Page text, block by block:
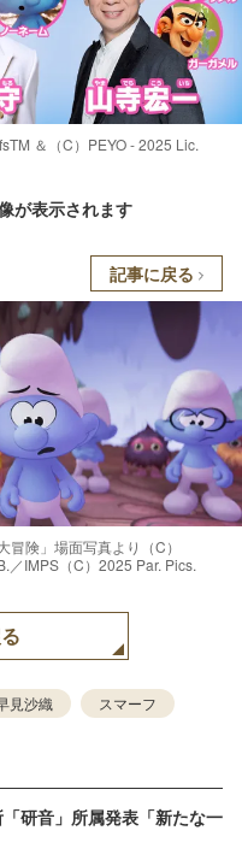
＆（C）PEYO - 2025 Lic.
が表示されます
記事に戻る
冒険」場面写真より（C）
／IMPS（C）2025 Par. Pics.
見沙織 スマーフ
研音」所属発表「新たな一